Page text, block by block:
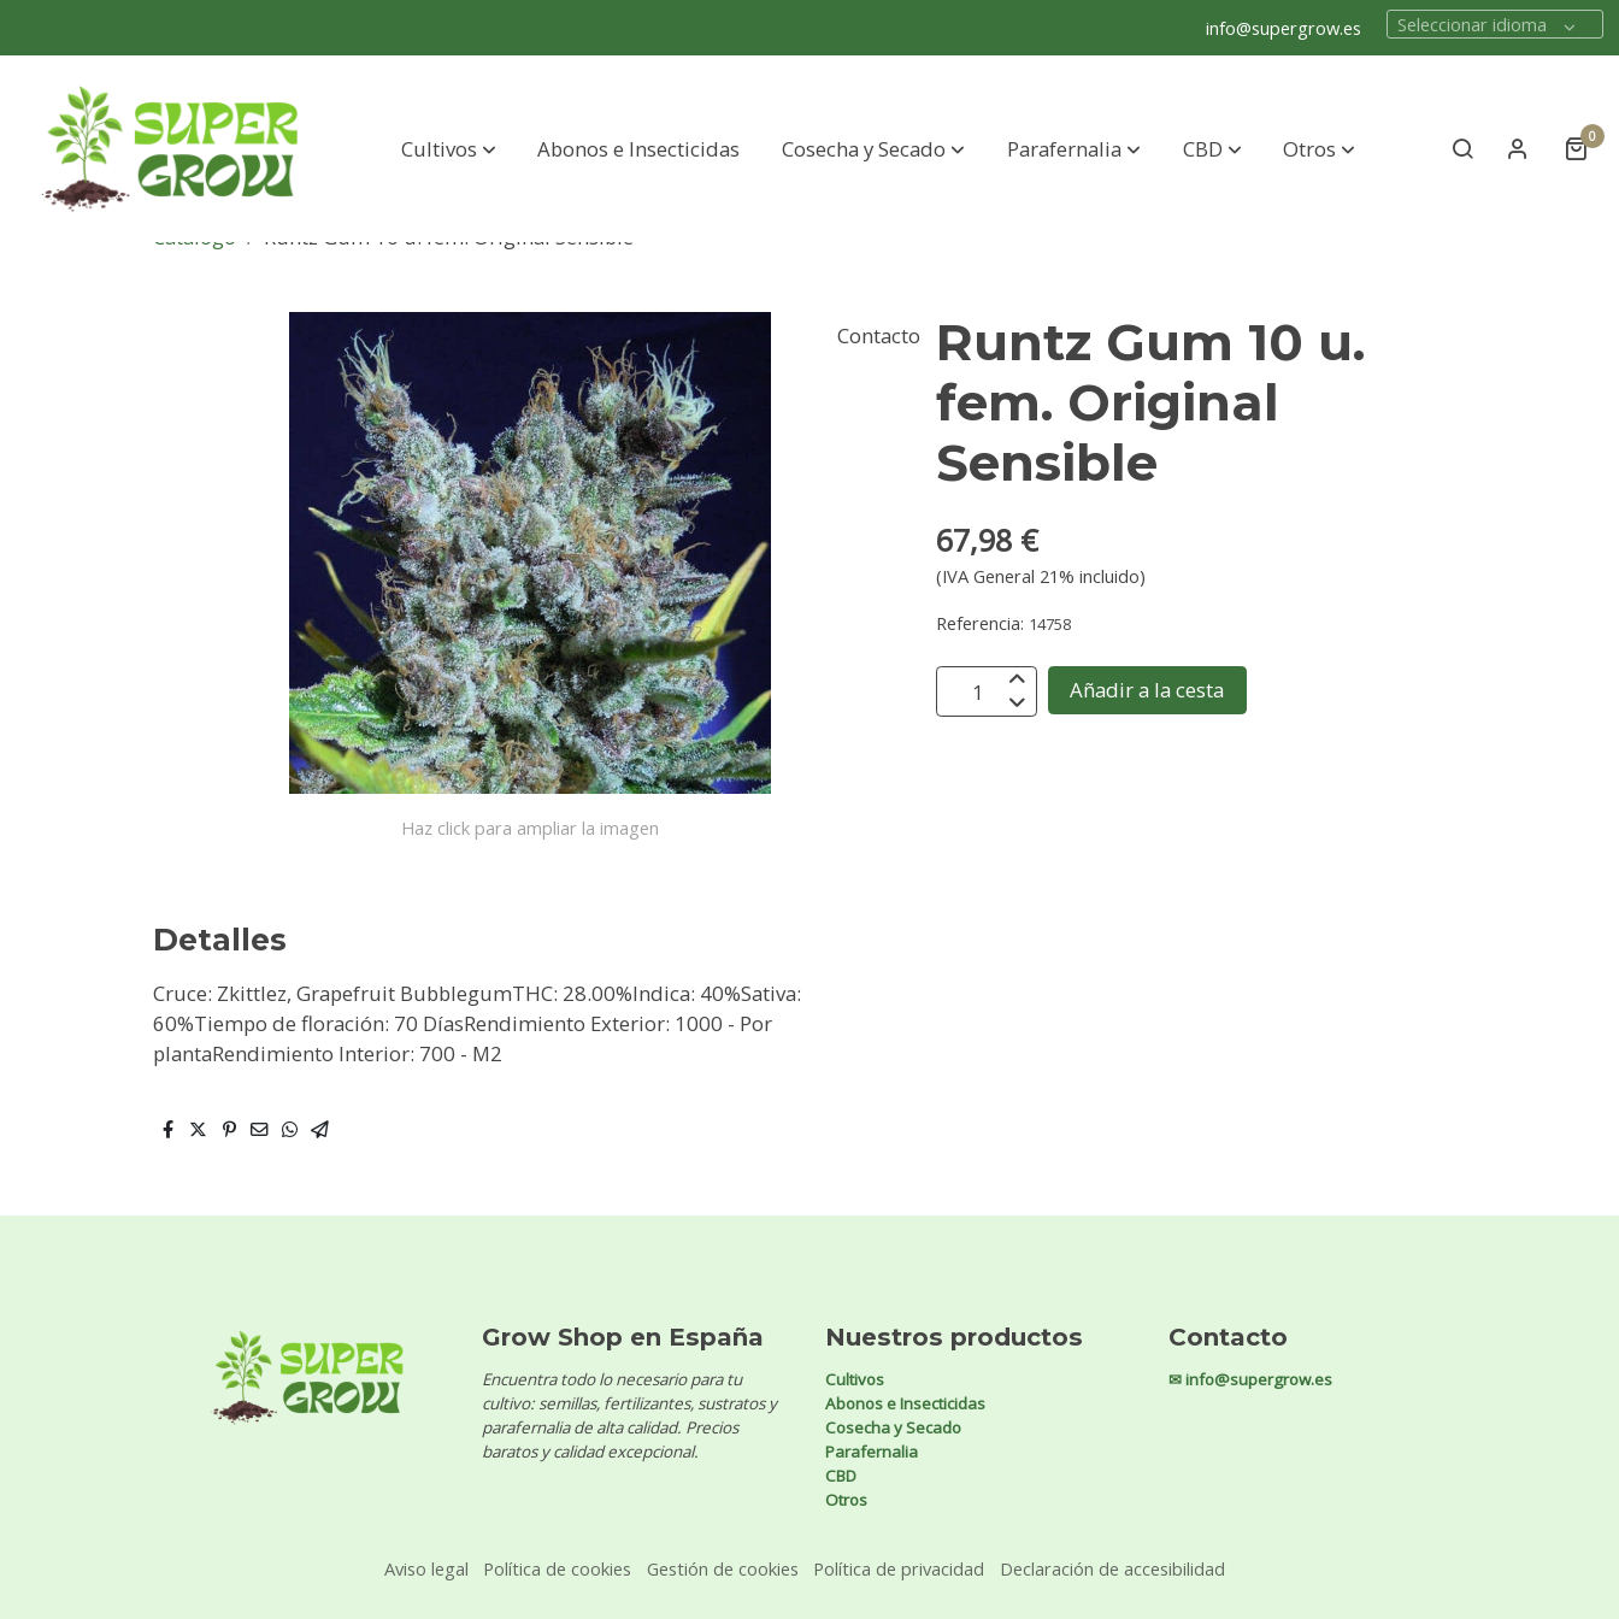
info@supergrow.es Seleccionar idioma
Cultivos Abonos e Insecticidas Cosecha y Secado Parafernalia CBD Otros
Contacto
0
Catálogo Runtz Gum 10 u. fem. Original Sensible
Haz click para ampliar la imagen
Detalles
Cruce: Zkittlez, Grapefruit BubblegumTHC: 28.00%Indica: 40%Sativa:
60%Tiempo de floración: 70 DíasRendimiento Exterior: 1000 - Por
plantaRendimiento Interior: 700 - M2
Runtz Gum 10 u.
fem. Original
Sensible
67,98 €
(IVA General 21% incluido)
Referencia: 14758
Añadir a la cesta
Grow Shop en España
Encuentra todo lo necesario para tu
cultivo: semillas, fertilizantes, sustratos y
parafernalia de alta calidad. Precios
baratos y calidad excepcional.
Nuestros productos
Cultivos
Abonos e Insecticidas
Cosecha y Secado
Parafernalia
CBD
Otros
Contacto
✉ info@supergrow.es
Aviso legal Política de cookies Gestión de cookies Política de privacidad Declaración de accesibilidad